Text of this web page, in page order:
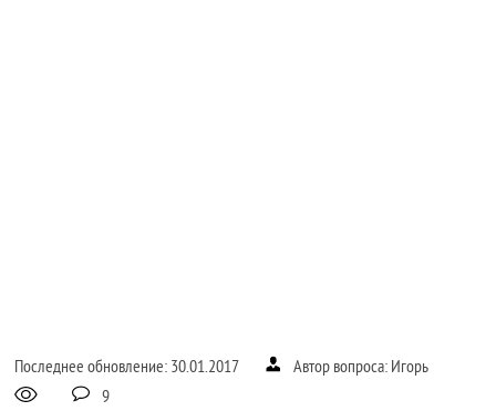
Последнее обновление: 30.01.2017
Автор вопроса: Игорь
9